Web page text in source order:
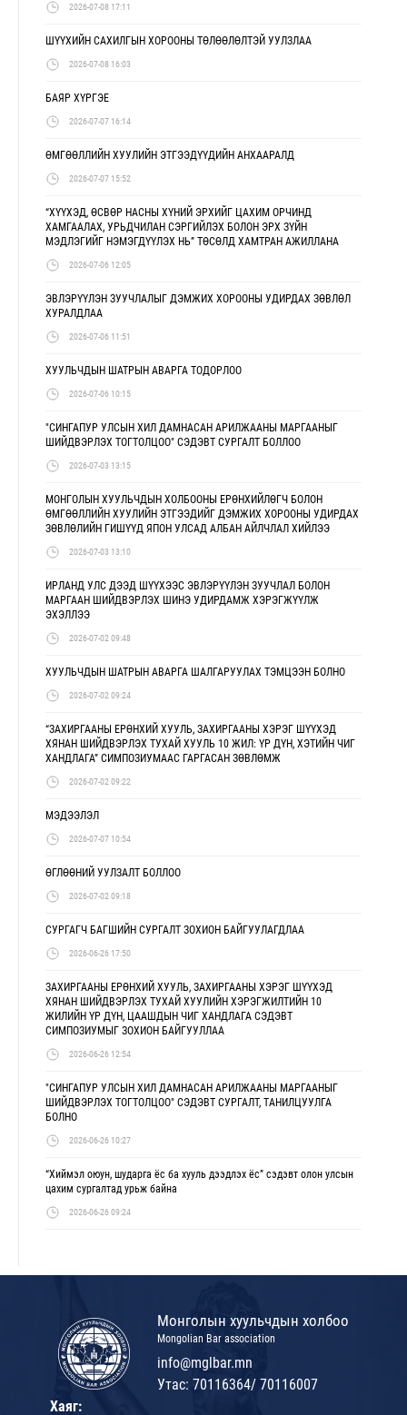
2026-07-08 17:11
ШҮҮХИЙН САХИЛГЫН ХОРООНЫ ТӨЛӨӨЛӨЛТЭЙ УУЛЗЛАА
2026-07-08 16:03
БАЯР ХҮРГЭЕ
2026-07-07 16:14
ӨМГӨӨЛЛИЙН ХУУЛИЙН ЭТГЭЭДҮҮДИЙН АНХААРАЛД
2026-07-07 15:52
“ХҮҮХЭД, ӨСВӨР НАСНЫ ХҮНИЙ ЭРХИЙГ ЦАХИМ ОРЧИНД
ХАМГААЛАХ, УРЬДЧИЛАН СЭРГИЙЛЭХ БОЛОН ЭРХ ЗҮЙН
МЭДЛЭГИЙГ НЭМЭГДҮҮЛЭХ НЬ” ТӨСӨЛД ХАМТРАН АЖИЛЛАНА
2026-07-06 12:05
ЭВЛЭРҮҮЛЭН ЗУУЧЛАЛЫГ ДЭМЖИХ ХОРООНЫ УДИРДАХ ЗӨВЛӨЛ
ХУРАЛДЛАА
2026-07-06 11:51
ХУУЛЬЧДЫН ШАТРЫН АВАРГА ТОДОРЛОО
2026-07-06 10:15
"СИНГАПУР УЛСЫН ХИЛ ДАМНАСАН АРИЛЖААНЫ МАРГААНЫГ
ШИЙДВЭРЛЭХ ТОГТОЛЦОО" СЭДЭВТ СУРГАЛТ БОЛЛОО
2026-07-03 13:15
МОНГОЛЫН ХУУЛЬЧДЫН ХОЛБООНЫ ЕРӨНХИЙЛӨГЧ БОЛОН
ӨМГӨӨЛЛИЙН ХУУЛИЙН ЭТГЭЭДИЙГ ДЭМЖИХ ХОРООНЫ УДИРДАХ
ЗӨВЛӨЛИЙН ГИШҮҮД ЯПОН УЛСАД АЛБАН АЙЛЧЛАЛ ХИЙЛЭЭ
2026-07-03 13:10
ИРЛАНД УЛС ДЭЭД ШҮҮХЭЭС ЭВЛЭРҮҮЛЭН ЗУУЧЛАЛ БОЛОН
МАРГААН ШИЙДВЭРЛЭХ ШИНЭ УДИРДАМЖ ХЭРЭГЖҮҮЛЖ
ЭХЭЛЛЭЭ
2026-07-02 09:48
ХУУЛЬЧДЫН ШАТРЫН АВАРГА ШАЛГАРУУЛАХ ТЭМЦЭЭН БОЛНО
2026-07-02 09:24
“ЗАХИРГААНЫ ЕРӨНХИЙ ХУУЛЬ, ЗАХИРГААНЫ ХЭРЭГ ШҮҮХЭД
ХЯНАН ШИЙДВЭРЛЭХ ТУХАЙ ХУУЛЬ 10 ЖИЛ: ҮР ДҮН, ХЭТИЙН ЧИГ
ХАНДЛАГА” СИМПОЗИУМААС ГАРГАСАН ЗӨВЛӨМЖ
2026-07-02 09:22
МЭДЭЭЛЭЛ
2026-07-07 10:54
ӨГЛӨӨНИЙ УУЛЗАЛТ БОЛЛОО
2026-07-02 09:18
СУРГАГЧ БАГШИЙН СУРГАЛТ ЗОХИОН БАЙГУУЛАГДЛАА
2026-06-26 17:50
ЗАХИРГААНЫ ЕРӨНХИЙ ХУУЛЬ, ЗАХИРГААНЫ ХЭРЭГ ШҮҮХЭД
ХЯНАН ШИЙДВЭРЛЭХ ТУХАЙ ХУУЛИЙН ХЭРЭГЖИЛТИЙН 10
ЖИЛИЙН ҮР ДҮН, ЦААШДЫН ЧИГ ХАНДЛАГА СЭДЭВТ
СИМПОЗИУМЫГ ЗОХИОН БАЙГУУЛЛАА
2026-06-26 12:54
"СИНГАПУР УЛСЫН ХИЛ ДАМНАСАН АРИЛЖААНЫ МАРГААНЫГ
ШИЙДВЭРЛЭХ ТОГТОЛЦОО" СЭДЭВТ СУРГАЛТ, ТАНИЛЦУУЛГА
БОЛНО
2026-06-26 10:27
“Хиймэл оюун, шударга ёс ба хууль дээдлэх ёс” сэдэвт олон улсын
цахим сургалтад урьж байна
2026-06-26 09:24
Монголын хуульчдын холбоо
Mongolian Bar association
info@mglbar.mn
Утас: 70116364/ 70116007
Хаяг: